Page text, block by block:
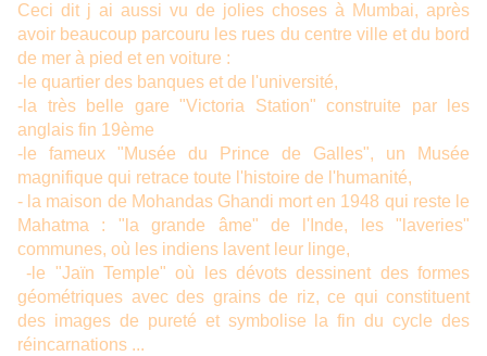
Ceci dit j ai aussi vu de jolies choses à Mumbai, après
avoir beaucoup parcouru les rues du centre ville et du bord
de mer à pied et en voiture :
-le quartier des banques et de l'université,
-la très belle gare "Victoria Station" construite par les
anglais fin 19ème
-le fameux "Musée du Prince de Galles", un Musée
magnifique qui retrace toute l'histoire de l'humanité,
- la maison de Mohandas Ghandi mort en 1948 qui reste le
Mahatma : "la grande âme" de l'Inde, les "laveries"
communes, où les indiens lavent leur linge,
-le "Jaïn Temple" où les dévots dessinent des formes
géométriques avec des grains de riz, ce qui constituent
des images de pureté et symbolise la fin du cycle des
réincarnations ...